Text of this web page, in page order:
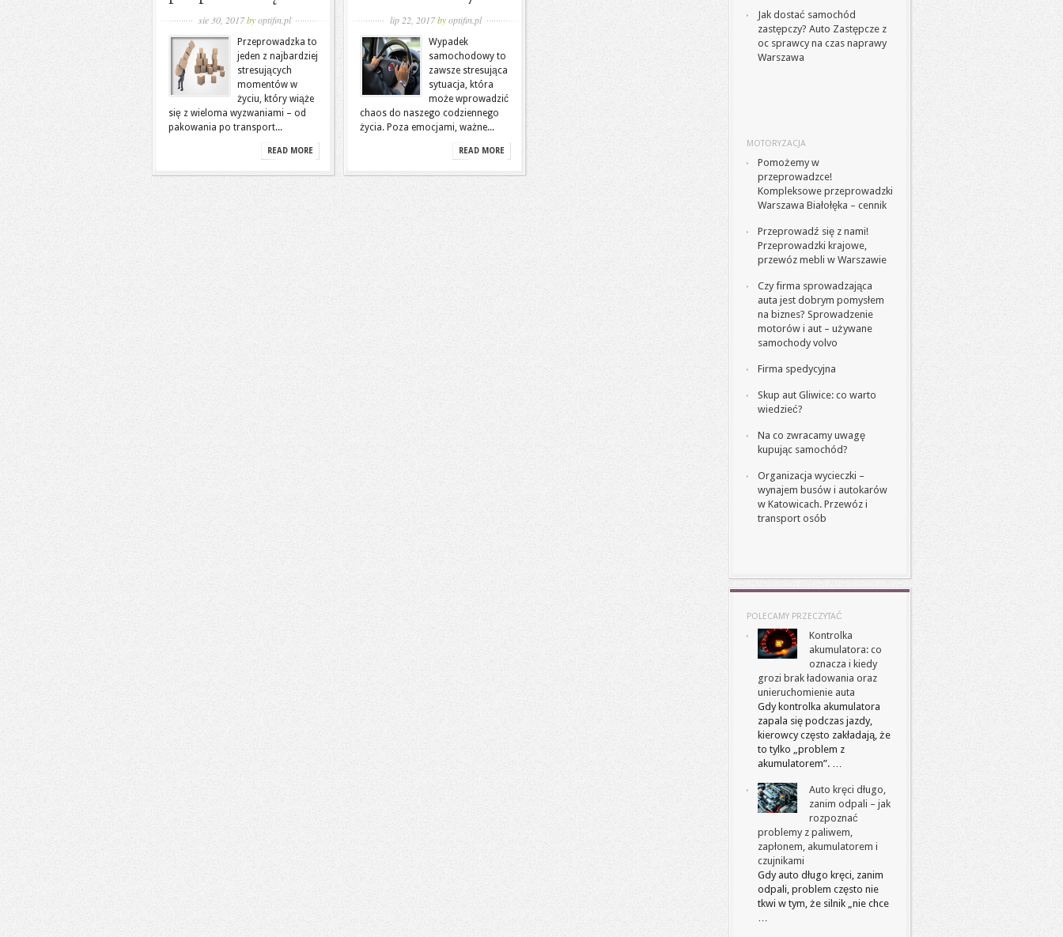
sie 30, 2017by optifin.pl
Przeprowadzka to
jeden z najbardziej
stresujących
momentów w
życiu, który wiąże
się z wieloma wyzwaniami – od
pakowania po transport...
READ MORE
lip 22, 2017byoptifin.pl
Wypadek
samochodowy to
zawsze stresująca
sytuacja, która
może wprowadzić
chaos do naszego codziennego
życia. Poza emocjami, ważne...
READ MORE
Jak dostać samochód
zastępczy? Auto Zastępcze z
oc sprawcy na czas naprawy
Warszawa
MOTORYZACJA
Pomożemy w
przeprowadzce!
Kompleksowe przeprowadzki
Warszawa Białołęka – cennik
Przeprowadź się z nami!
Przeprowadzki krajowe,
przewóz mebli w Warszawie
Czy firma sprowadzająca
auta jest dobrym pomysłem
na biznes? Sprowadzenie
motorów i aut – używane
samochody volvo
Firma spedycyjna
Skup aut Gliwice: co warto
wiedzieć?
Na co zwracamy uwagę
kupując samochód?
Organizacja wycieczki –
wynajem busów i autokarów
w Katowicach. Przewóz i
transport osób
POLECAMY PRZECZYTAĆ
Kontrolka
akumulatora: co
oznacza i kiedy
grozi brak ładowania oraz
unieruchomienie auta
Gdy kontrolka akumulatora
zapala się podczas jazdy,
kierowcy często zakładają, że
to tylko „problem z
akumulatorem”. …
Auto kręci długo,
zanim odpali – jak
rozpoznać
problemy z paliwem,
zapłonem, akumulatorem i
czujnikami
Gdy auto długo kręci, zanim
odpali, problem często nie
tkwi w tym, że silnik „nie chce
…